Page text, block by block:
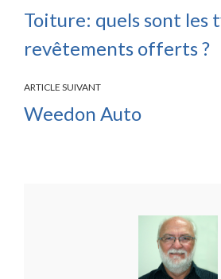
Toiture: quels sont les
revêtements offerts ?
ARTICLE SUIVANT
Weedon Auto